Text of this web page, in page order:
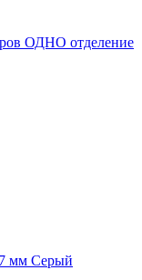
ОДНО отделение